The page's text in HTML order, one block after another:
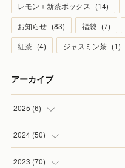
レモン＋新茶ボックス (14)
お知らせ (83) 福袋 (7)
紅茶 (4) ジャスミン茶 (1)
アーカイブ
2025 (6)
(1
(2
2024 (50)
(5
2023 (70)